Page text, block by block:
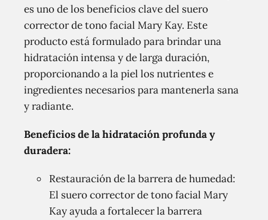
es uno de los beneficios clave del suero
corrector de tono facial Mary Kay. Este
producto está formulado para brindar una
hidratación intensa y de larga duración,
proporcionando a la piel los nutrientes e
ingredientes necesarios para mantenerla sana
y radiante.
Beneficios de la hidratación profunda y
duradera:
Restauración de la barrera de humedad:
El suero corrector de tono facial Mary
Kay ayuda a fortalecer la barrera